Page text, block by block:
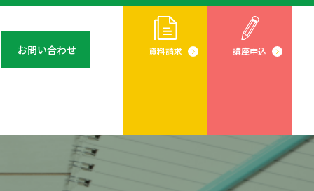
お問い合わせ 資料請求 講座申込